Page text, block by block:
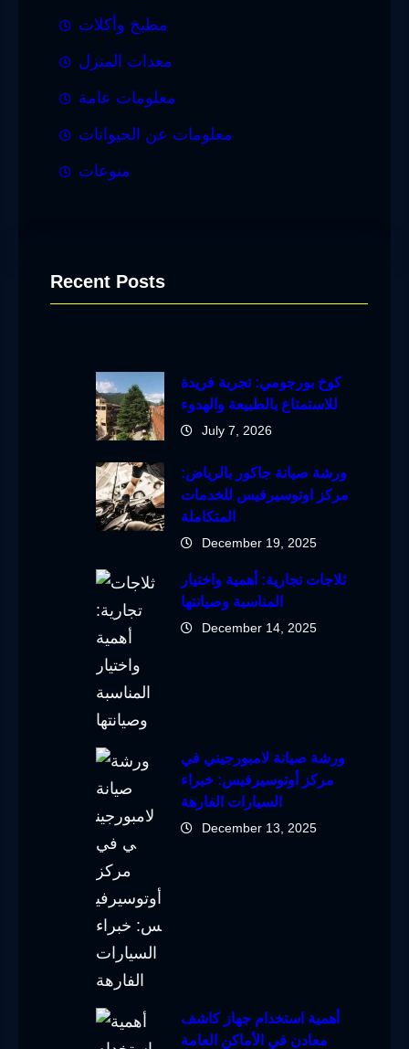
مطبخ وأكلات
معدات المنزل
معلومات عامة
معلومات عن الحيوانات
منوعات
Recent Posts
كوخ بورجومي: تجربة فريدة
للاستمتاع بالطبيعة والهدوء
July 7, 2026
ورشة صيانة جاكور بالرياض:
مركز اوتوسيرفيس للخدمات
المتكاملة
December 19, 2025
ثلاجات تجارية: أهمية واختيار
المناسبة وصيانتها
December 14, 2025
ورشة صيانة لامبورجيني في
مركز أوتوسيرفيس: خبراء
السيارات الفارهة
December 13, 2025
أهمية استخدام جهاز كاشف
معادن في الأماكن العامة